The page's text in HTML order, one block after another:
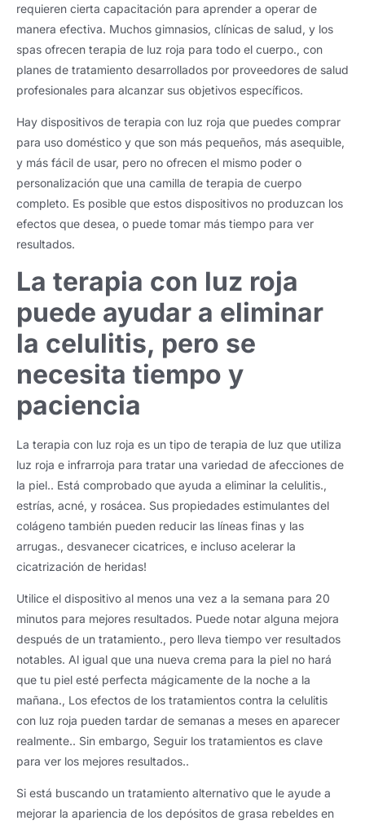
requieren cierta capacitación para aprender a operar de
manera efectiva. Muchos gimnasios, clínicas de salud, y los
spas ofrecen terapia de luz roja para todo el cuerpo., con
planes de tratamiento desarrollados por proveedores de salud
profesionales para alcanzar sus objetivos específicos.
Hay dispositivos de terapia con luz roja que puedes comprar
para uso doméstico y que son más pequeños, más asequible,
y más fácil de usar, pero no ofrecen el mismo poder o
personalización que una camilla de terapia de cuerpo
completo. Es posible que estos dispositivos no produzcan los
efectos que desea, o puede tomar más tiempo para ver
resultados.
La terapia con luz roja
puede ayudar a eliminar
la celulitis, pero se
necesita tiempo y
paciencia
La terapia con luz roja es un tipo de terapia de luz que utiliza
luz roja e infrarroja para tratar una variedad de afecciones de
la piel.. Está comprobado que ayuda a eliminar la celulitis.,
estrías, acné, y rosácea. Sus propiedades estimulantes del
colágeno también pueden reducir las líneas finas y las
arrugas., desvanecer cicatrices, e incluso acelerar la
cicatrización de heridas!
Utilice el dispositivo al menos una vez a la semana para 20
minutos para mejores resultados. Puede notar alguna mejora
después de un tratamiento., pero lleva tiempo ver resultados
notables. Al igual que una nueva crema para la piel no hará
que tu piel esté perfecta mágicamente de la noche a la
mañana., Los efectos de los tratamientos contra la celulitis
con luz roja pueden tardar de semanas a meses en aparecer
realmente.. Sin embargo, Seguir los tratamientos es clave
para ver los mejores resultados..
Si está buscando un tratamiento alternativo que le ayude a
mejorar la apariencia de los depósitos de grasa rebeldes en